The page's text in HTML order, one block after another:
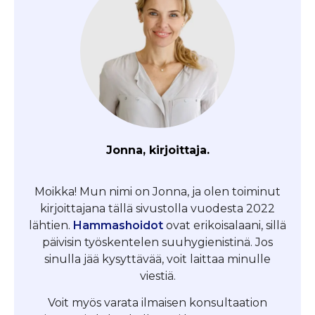
Jonna, kirjoittaja.
Moikka! Mun nimi on Jonna, ja olen toiminut
kirjoittajana tällä sivustolla vuodesta 2022
lähtien. Hammashoidot ovat erikoisalaani, sillä
päivisin työskentelen suuhygienistinä. Jos
sinulla jää kysyttävää, voit laittaa minulle
viestiä.
Voit myös varata ilmaisen konsultaation